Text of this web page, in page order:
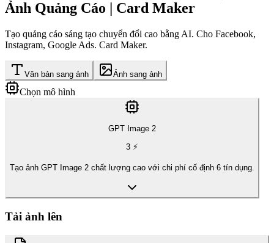
Ảnh Quảng Cáo | Card Maker
Tạo quảng cáo sáng tạo chuyển đổi cao bằng AI. Cho Facebook,
Instagram, Google Ads. Card Maker.
Văn bản sang ảnh Ảnh sang ảnh
Chọn mô hình
GPT Image 2
3 ⚡
Tạo ảnh GPT Image 2 chất lượng cao với chi phí cố định 6 tín dụng.
Tải ảnh lên